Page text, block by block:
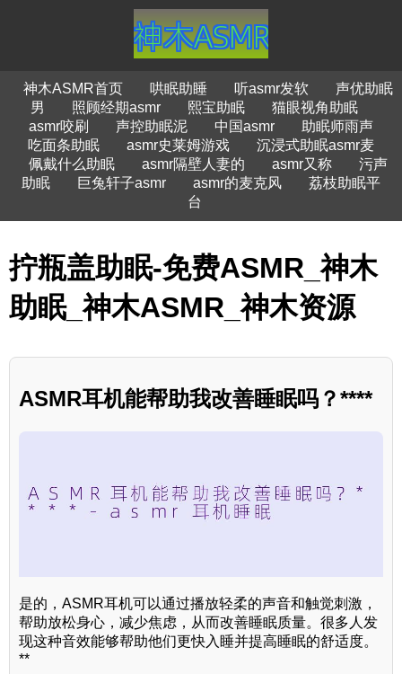
神木ASMR首页 哄眠助睡 听asmr发软
声优助眠
男
照顾经期asmr 熙宝助眠
猫眼视角助眠
asmr咬刷
声控助眠泥 中国asmr
助眠师雨声
吃面条助眠
asmr史莱姆游戏
沉浸式助眠asmr麦
佩戴什么助眠
asmr隔壁人妻的 asmr又称
污声
助眠
巨兔轩子asmr asmr的麦克风
荔枝助眠平
台
拧瓶盖助眠-免费ASMR_神木
助眠_神木ASMR_神木资源
ASMR耳机能帮助我改善睡眠吗？****
是的，ASMR耳机可以通过播放轻柔的声音和触觉刺激，
帮助放松身心，减少焦虑，从而改善睡眠质量。很多人发
现这种音效能够帮助他们更快入睡并提高睡眠的舒适度。
**